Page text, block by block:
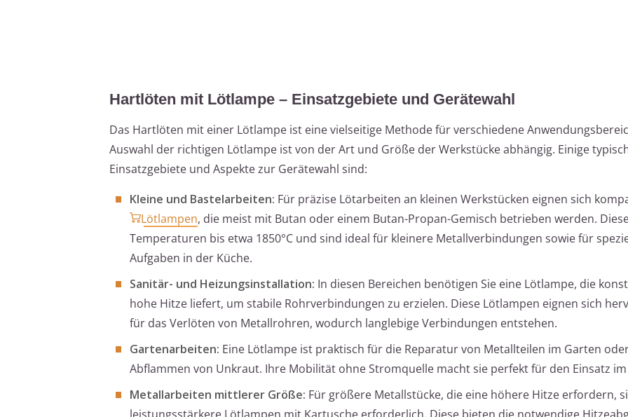
Hartlöten mit Lötlampe – Einsatzgebiete und Gerätewahl
Das Hartlöten mit einer Lötlampe ist eine vielseitige Methode für verschiedene
Auswahl der richtigen Lötlampe ist von der Art und Größe der Werkstücke abhängig. Einige
Einsatzgebiete und Aspekte zur Gerätewahl sind:
Kleine und Bastelarbeiten: Für präzise Lötarbeiten an kleinen Werkstücken eignen sich
Lötlampen, die meist mit Butan oder einem Butan-Propan-Gemisch betrieben werden.
Temperaturen bis etwa 1850°C und sind ideal für kleinere Metallverbindungen sowie für
Aufgaben in der Küche.
Sanitär- und Heizungsinstallation: In diesen Bereichen benötigen Sie eine Lötlampe, die
hohe Hitze liefert, um stabile Rohrverbindungen zu erzielen. Diese Lötlampen eignen sich
für das Verlöten von Metallrohren, wodurch langlebige Verbindungen entstehen.
Gartenarbeiten: Eine Lötlampe ist praktisch für die Reparatur von Metallteilen im Garten
Abflammen von Unkraut. Ihre Mobilität ohne Stromquelle macht sie perfekt für den Einsatz im
Metallarbeiten mittlerer Größe: Für größere Metallstücke, die eine höhere Hitze erfordern,